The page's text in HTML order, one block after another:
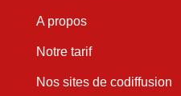
A propos
Notre tarif
Nos sites de codiffusion